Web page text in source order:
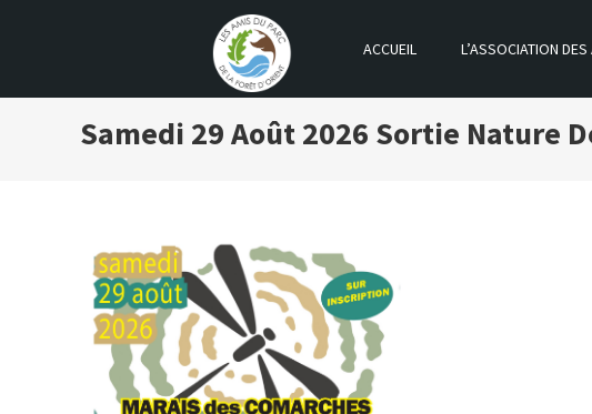
LES AMIS DU PARC DE LA FORÊT
ACCUEIL L’ASSOCIATION
Samedi 29 Août 2026 Sortie Nature